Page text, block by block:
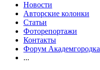
Новости
Авторские колонки
Статьи
Фоторепортажи
Контакты
Форум Академгородка
...